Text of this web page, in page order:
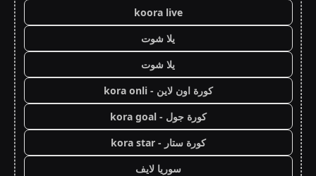
koora live
يلا شوت
يلا شوت
كورة اون لاين - kora onli
كورة جول - kora goal
كورة ستار - kora star
سوريا لايف